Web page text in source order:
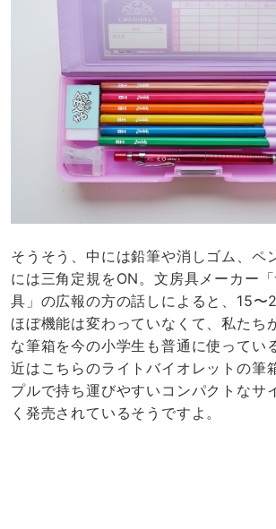
そうそう、中には鉛筆や消しゴム、ペ
には三角定規をON。文房具メーカー
具」の広報の方の話しによると、15〜
ほぼ機能は変わっていなくて、私たち
な筆箱を今の小学生も普通に使ってい
近はこちらのライトバイオレットの筆
プルで持ち運びやすいコンパクトなサ
く発売されているそうですよ。